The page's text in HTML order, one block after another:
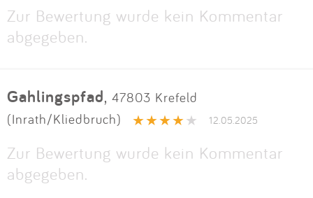
Zur Bewertung wurde kein Kommentar
abgegeben.
Gahlingspfad, 47803 Krefeld
(Inrath/Kliedbruch)
12.05.2025
Zur Bewertung wurde kein Kommentar
abgegeben.